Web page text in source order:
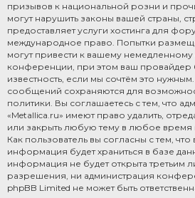
призывов к национальной розни и
могут нарушить законы вашей страны,
предоставляет услуги хостинга для
международное право. Попытки
могут привести к вашему
конференции, при этом ваш провайдер
известность, если мы сочтём это
сообщений сохраняются для
политики. Вы соглашаетесь с тем, что
«Metallica.ru» имеют право удалить,
или закрыть любую тему в любое
Как пользователь вы согласны с тем,
информация будет храниться в базе
информация не будет открыта третьим
разрешения, ни администрация
phpBB Limited не может быть